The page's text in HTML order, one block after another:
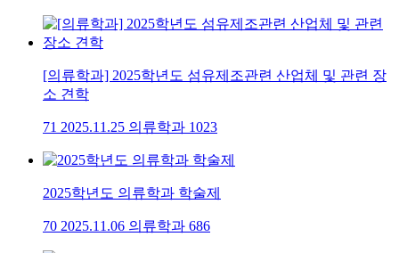
[의류학과] 2025학년도 섬유제조관련 산업체 및 관련 장
소 견학
71 2025.11.25 의류학과 1023
2025학년도 의류학과 학술제
70 2025.11.06 의류학과 686